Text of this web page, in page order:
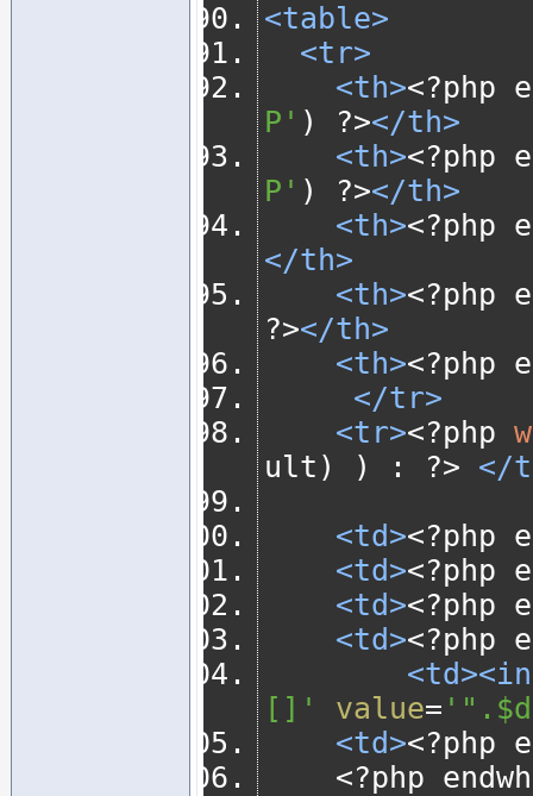
<table>
<tr>
<th><?php
P' ) ?></th>
<th><?php
P' ) ?></th>
<th><?php
</th>
<th><?php
?></th>
<th><?php
</tr>
<tr><?php
ult ) ) : ?> </
<td><?php
<td><?php
<td><?php
<td><?php
[]'
value=
<td><?php
<?php